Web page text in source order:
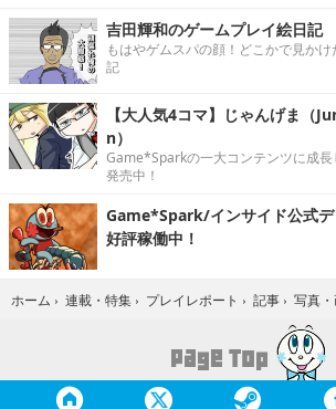
吉田輝和のゲームプレイ絵日記
もはやゲムスパの顔！どこかで見か
記
【大人気4コマ】じゃんげま（
n）
Game*Sparkの一大コンテンツに成
発売中！
Game*Spark/インサイド公式
好評稼働中！
ホーム › 連載・特集 › プレイレポート › 記事 › 写真